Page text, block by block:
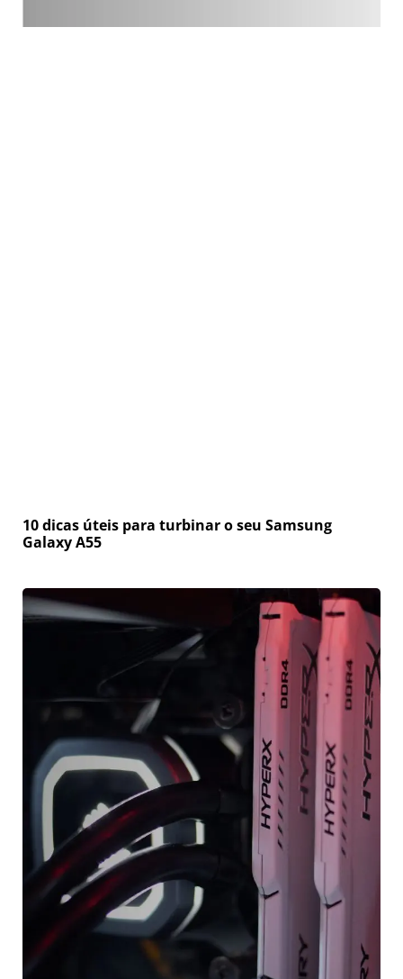
10 dicas úteis para turbinar o seu Samsung
Galaxy A55